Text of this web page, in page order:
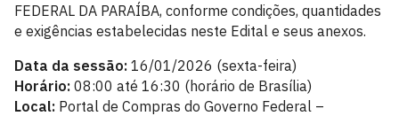
FEDERAL DA PARAÍBA, conforme condições, quantidades
e exigências estabelecidas neste Edital e seus anexos.
Data da sessão: 16/01/2026 (sexta-feira)
Horário: 08:00 até 16:30 (horário de Brasília)
Local: Portal de Compras do Governo Federal –